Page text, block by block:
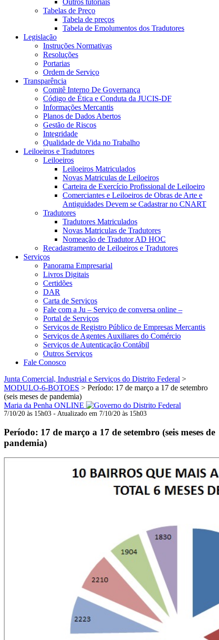
Outros tutoriais
Tabelas de Preço
Tabela de preços
Tabela de Emolumentos dos Tradutores
Legislação
Instruções Normativas
Resoluções
Portarias
Ordem de Serviço
Transparência
Comitê Interno De Governança
Código de Ética e Conduta da JUCIS-DF
Informações Mercantis
Planos de Dados Abertos
Gestão de Riscos
Integridade
Qualidade de Vida no Trabalho
Leiloeiros e Tradutores
Leiloeiros
Leiloeiros Matriculados
Novas Matriculas de Leiloeiros
Carteira de Exercício Profissional de Leiloeiro
Comerciantes e Leiloeiros de Obras de Arte e
Antiguidades Devem se Cadastrar no CNART
Tradutores
Tradutores Matriculados
Novas Matriculas de Tradutores
Nomeação de Tradutor AD HOC
Recadastramento de Leiloeiros e Tradutores
Serviços
Panorama Empresarial
Livros Digitais
Certidões
DAR
Carta de Serviços
Fale com a Ju – Serviço de conversa online –
Portal de Serviços
Serviços de Registro Público de Empresas Mercantis
Serviços de Agentes Auxiliares do Comércio
Serviços de Autenticação Contábil
Outros Serviços
Fale Conosco
Junta Comercial, Industrial e Serviços do Distrito Federal >
MODULO-6-BOTOES > Período: 17 de março a 17 de setembro
(seis meses de pandemia)
Maria da Penha ONLINE
7/10/20 às 15h03 - Atualizado em 7/10/20 às 15h03
Período: 17 de março a 17 de setembro (seis meses de
pandemia)